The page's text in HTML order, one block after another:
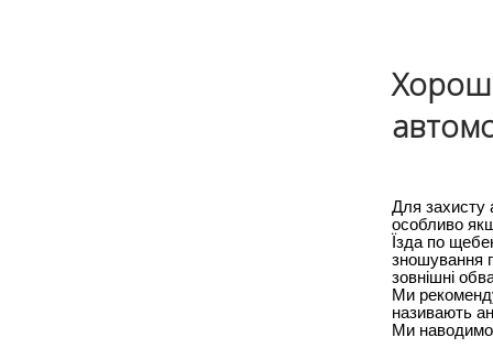
Для захисту
особливо
Їзда по
зношування
зовнішні
Ми
називають
Ми наводимо